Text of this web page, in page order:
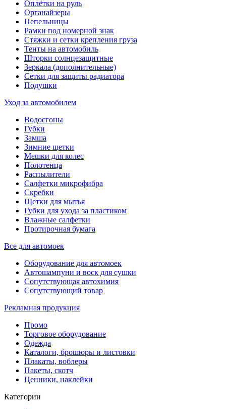
Оплётки на руль
Органайзеры
Пепельницы
Рамки под номерной знак
Стяжки и сетки крепления груза
Тенты на автомобиль
Шторки солнцезащитные
Зеркала (дополнительные)
Сетки для защиты радиатора
Подушки
Уход за автомобилем
Водосгоны
Губки
Замша
Зимние щетки
Мешки для колес
Полотенца
Распылители
Салфетки микрофибра
Скребки
Щетки для мытья
Губки для ухода за пластиком
Влажные салфетки
Протирочная бумага
Все для автомоек
Оборудование для автомоек
Автошампуни и воск для сушки
Сопутствующая автохимия
Сопутствующий товар
Рекламная продукция
Промо
Торговое оборудование
Одежда
Каталоги, брошюры и листовки
Плакаты, воблеры
Пакеты, скотч
Ценники, наклейки
Категории